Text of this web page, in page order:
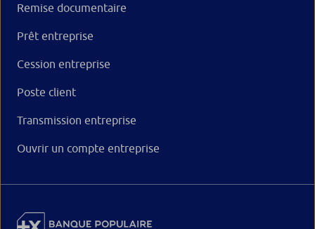
Remise documentaire
Prêt entreprise
Cession entreprise
Poste client
Transmission entreprise
Ouvrir un compte entreprise